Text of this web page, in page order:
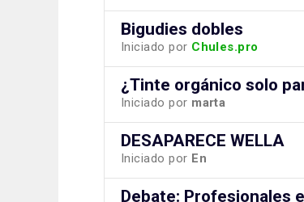
Bigudies dobles
Iniciado por Chules.pro
¿Tinte orgánico solo
Iniciado por marta
DESAPARECE WELLA
Iniciado por En
Debate: Profesionales